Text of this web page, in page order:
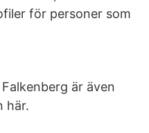
för personer som
är även
här.